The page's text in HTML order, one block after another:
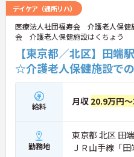
デイケア（通所リハ）
医療法人社団福寿会 介護老人保健
会 介護老人保健施設はくちょう
【東京都／北区】田
☆介護老人保健施設で
給料 月収 20.9万円
勤務地
東京都 北区 田
ＪＲ山手線「